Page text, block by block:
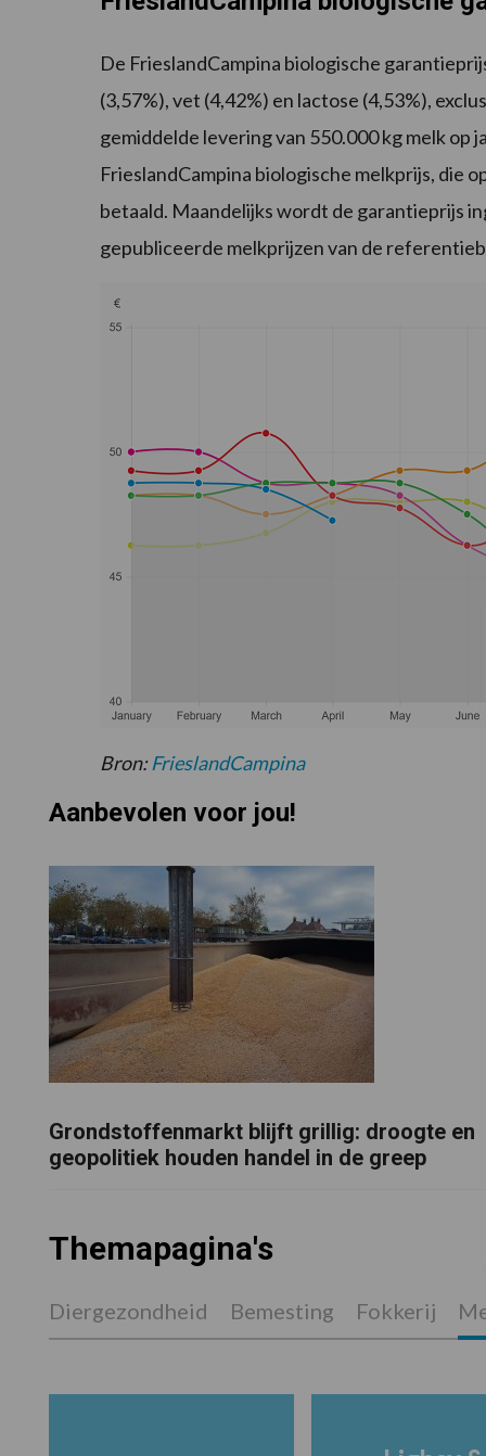
De FrieslandCampina biologische
(3,57%), vet (4,42%) en lactose (4,53%),
gemiddelde levering van 550.000 kg melk op
FrieslandCampina biologische melkprijs, die
betaald. Maandelijks wordt de garantieprijs
gepubliceerde melkprijzen van de
Bron:FrieslandCampina
Aanbevolen voor jou!
Grondstoffenmarkt blijft grillig: droogte en
geopolitiek houden handel in de greep
Themapagina's
Diergezondheid Bemesting Fokkerij